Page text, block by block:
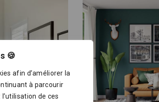
🍪
afin d’améliorer la
à parcourir
de ces